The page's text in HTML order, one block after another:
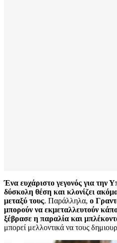
Ένα ευχάριστο γεγονός για την
δύσκολη θέση και κλονίζει
μεταξύ τους. Παράλληλα, ο
μπορούν να εκμεταλλευτούν
ξέβρασε η παραλία και
μπορεί μελλοντικά να τους